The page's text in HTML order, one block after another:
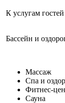
К услугам гостей
Бассейн и
Массаж
Спа и
Фитнес-
Сауна